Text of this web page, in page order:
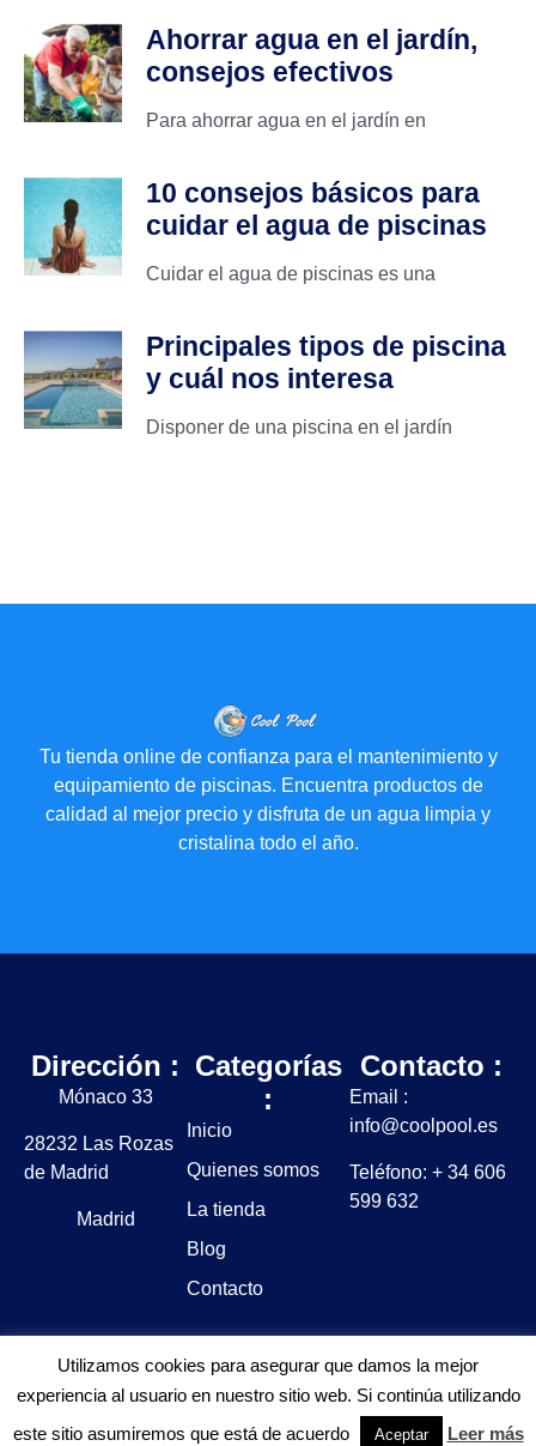
Ahorrar agua en el jardín,
consejos efectivos
Para ahorrar agua en el jardín en
10 consejos básicos para
cuidar el agua de piscinas
Cuidar el agua de piscinas es una
Principales tipos de piscina
y cuál nos interesa
Disponer de una piscina en el jardín
Tu tienda online de confianza para el mantenimiento y
equipamiento de piscinas. Encuentra productos de
calidad al mejor precio y disfruta de un agua limpia y
cristalina todo el año.
Dirección :
Mónaco 33
28232 Las Rozas
de Madrid
Madrid
Categorías
:
Inicio
Quienes somos
La tienda
Blog
Contacto
Contacto :
Email :
info@coolpool.es
Teléfono: + 34 606
599 632
Aviso legal y Política de privacidad Política de cookies
Utilizamos cookies para asegurar que damos la mejor
experiencia al usuario en nuestro sitio web. Si continúa utilizando
este sitio asumiremos que está de acuerdo
Aceptar Leer más